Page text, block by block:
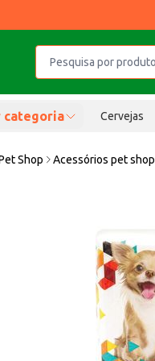
categoria Cervejas
Shop Acessórios pet shop